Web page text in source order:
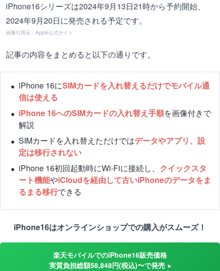
iPhone16シリーズは2024年9月13日21時から予約開始、
2024年9月20日に発売される予定です。
画像引用元：Apple公式サイト
記事の内容をまとめると以下の通りです。
iPhone 16にSIMカードを入れ替えるだけでモバイル通
信は使える
iPhone 16へのSIMカードの入れ替え手順を画像付きで
解説
SIMカードを入れ替えただけではデータやアプリ、設
定は移行されない
iPhone 16初回起動時にWi-Fiに接続し、 クイックスタ
ート機能やiCloudを経由して古いiPhoneのデータをま
るまる移行できる
iPhone16はオンラインショップでの購入がスムーズ！
楽天モバイルでのiPhone16販売価格
実質負担総額58,848円(税込)〜で発売